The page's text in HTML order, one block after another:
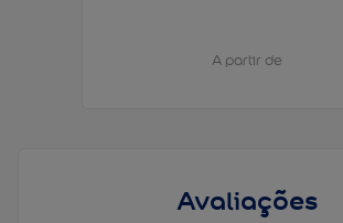
A partir de
Avaliações